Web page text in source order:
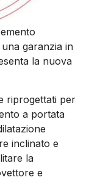
garanzia in
la nuova
riprogettati per
a portata
inclinato e
la
e